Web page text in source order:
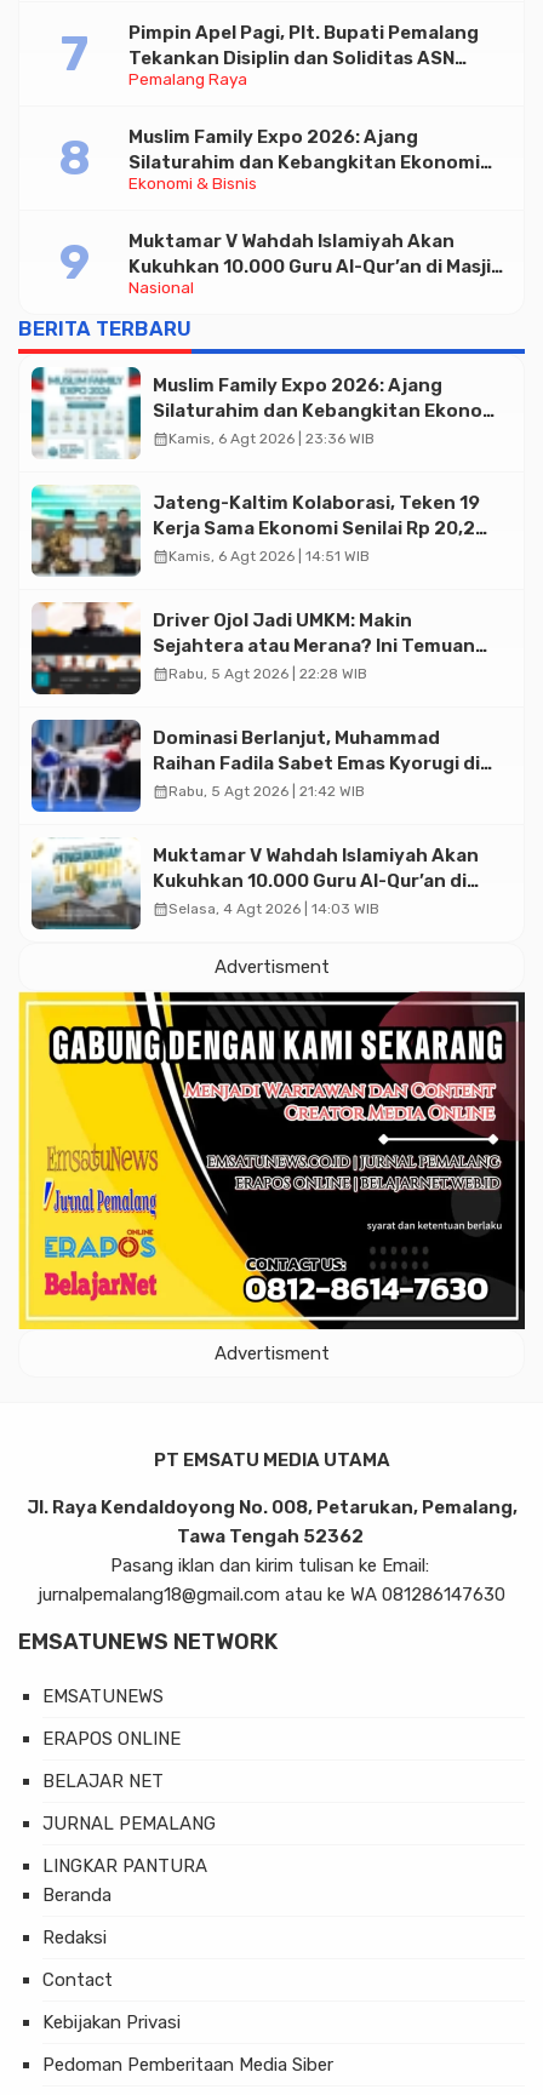
Pemalang Raya
Pimpin Apel Pagi, Plt. Bupati Pemalang
Tekankan Disiplin dan Soliditas ASN
untuk Pelayanan Publik
Ekonomi & Bisnis
Muslim Family Expo 2026: Ajang
Silaturahim dan Kebangkitan Ekonomi
Halal di Jakarta
Nasional
Muktamar V Wahdah Islamiyah Akan
Kukuhkan 10.000 Guru Al-Qur’an di Masjid
Istiqlal
BERITA TERBARU
Muslim Family Expo 2026: Ajang
Silaturahim dan Kebangkitan Ekonomi
Halal di Jakarta
calendar_monthKamis, 6 Agt 2026 | 23:36 WIB
Jateng-Kaltim Kolaborasi, Teken 19
Kerja Sama Ekonomi Senilai Rp 20,2
Triliun
calendar_monthKamis, 6 Agt 2026 | 14:51 WIB
Driver Ojol Jadi UMKM: Makin
Sejahtera atau Merana? Ini Temuan
Diskusi Paramadina
calendar_monthRabu, 5 Agt 2026 | 22:28 WIB
Dominasi Berlanjut, Muhammad
Raihan Fadila Sabet Emas Kyorugi di
Asian Taekwondo Indonesia Open
calendar_monthRabu, 5 Agt 2026 | 21:42 WIB
Muktamar V Wahdah Islamiyah Akan
Kukuhkan 10.000 Guru Al-Qur’an di
Masjid Istiqlal
calendar_monthSelasa, 4 Agt 2026 | 14:03 WIB
Advertisment
Advertisment
PT EMSATU MEDIA UTAMA
Jl. Raya Kendaldoyong No. 008, Petarukan, Pemalang,
Tawa Tengah 52362
Pasang iklan dan kirim tulisan ke Email:
jurnalpemalang18@gmail.com atau ke WA 081286147630
EMSATUNEWS NETWORK
EMSATUNEWS
ERAPOS ONLINE
BELAJAR NET
JURNAL PEMALANG
LINGKAR PANTURA
Beranda
Redaksi
Contact
Kebijakan Privasi
Pedoman Pemberitaan Media Siber